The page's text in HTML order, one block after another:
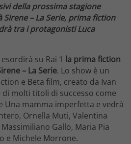
della prossima stagione
Sirene – La Serie, prima fiction
tra i protagonisti Luca
su Rai 1 la prima fiction
– La Serie. Lo show è un
e Beta film, creato da Ivan
molti titoli di successo come
Una mamma imperfetta e vedrà
Ornella Muti, Valentina
Gallo, Maria Pia
e Michele Morrone.